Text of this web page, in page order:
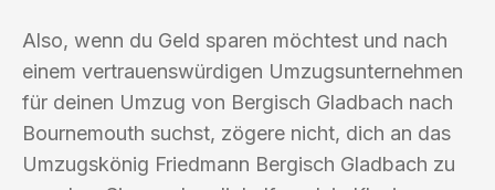
Also, wenn du Geld sparen möchtest und nach
einem vertrauenswürdigen Umzugsunternehmen
für deinen Umzug von Bergisch Gladbach nach
Bournemouth suchst, zögere nicht, dich an das
Umzugskönig Friedmann Bergisch Gladbach zu